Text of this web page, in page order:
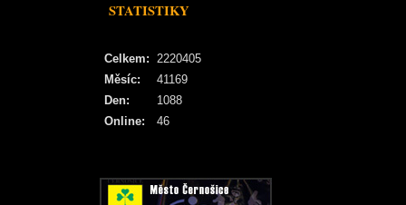
STATISTIKY
Online: 46
Celkem: 2220405
Měsíc:
41169
Den:
1088